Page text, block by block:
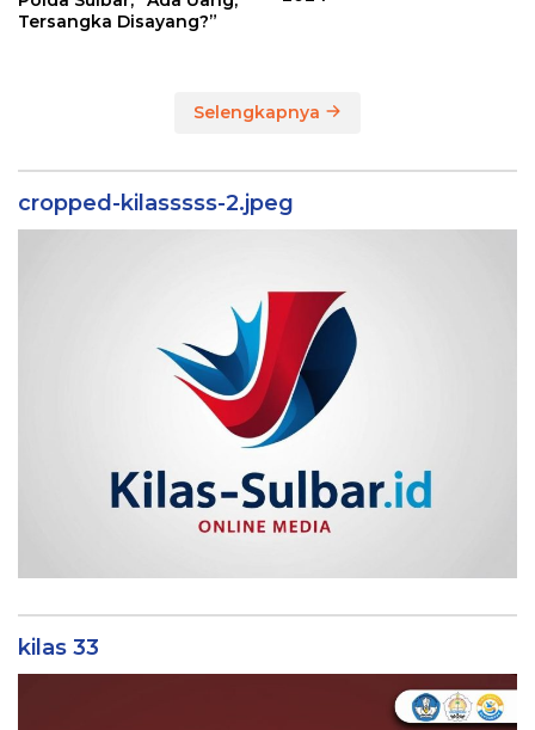
Tersangka Disayang?”
Selengkapnya
cropped-kilasssss-2.jpeg
kilas 33